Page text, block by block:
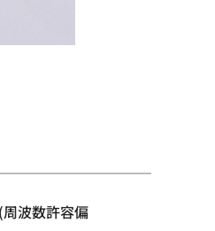
波数許容偏